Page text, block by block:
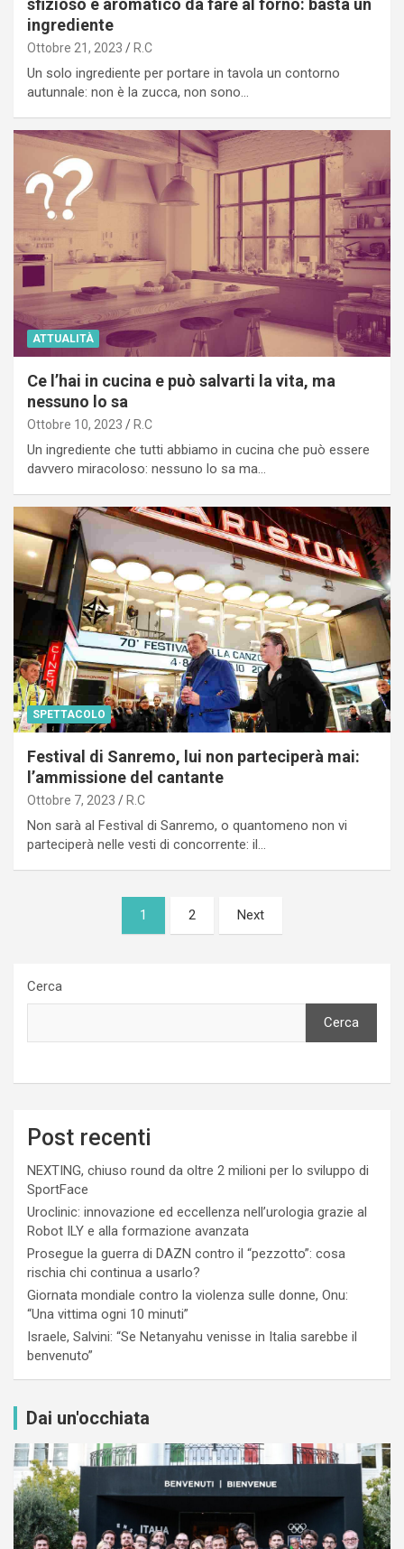
sfizioso e aromatico da fare al forno: basta un
ingrediente
Ottobre 21, 2023 R.C
Un solo ingrediente per portare in tavola un contorno
autunnale: non è la zucca, non sono…
ATTUALITÀ
Ce l’hai in cucina e può salvarti la vita, ma
nessuno lo sa
Ottobre 10, 2023 R.C
Un ingrediente che tutti abbiamo in cucina che può essere
davvero miracoloso: nessuno lo sa ma…
SPETTACOLO
Festival di Sanremo, lui non parteciperà mai:
l’ammissione del cantante
Ottobre 7, 2023 R.C
Non sarà al Festival di Sanremo, o quantomeno non vi
parteciperà nelle vesti di concorrente: il…
1 2 Next
Cerca
Cerca
Post recenti
NEXTING, chiuso round da oltre 2 milioni per lo sviluppo di
SportFace
Uroclinic: innovazione ed eccellenza nell’urologia grazie al
Robot ILY e alla formazione avanzata
Prosegue la guerra di DAZN contro il “pezzotto”: cosa
rischia chi continua a usarlo?
Giornata mondiale contro la violenza sulle donne, Onu:
“Una vittima ogni 10 minuti”
Israele, Salvini: “Se Netanyahu venisse in Italia sarebbe il
benvenuto”
Dai un'occhiata